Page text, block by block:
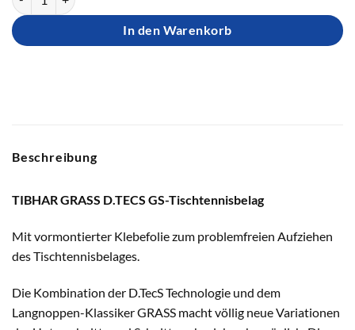
In den Warenkorb
Beschreibung
TIBHAR GRASS D.TECS GS-Tischtennisbelag
Mit vormontierter Klebefolie zum problemfreien Aufziehen
des Tischtennisbelages.
Die Kombination der D.TecS Technologie und dem
Langnoppen-Klassiker GRASS macht völlig neue Variationen